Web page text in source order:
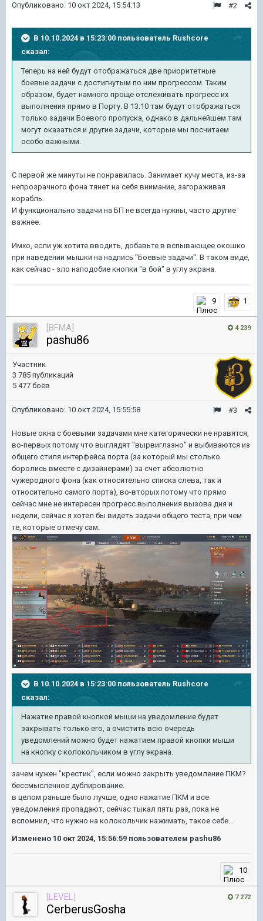
#2
Опубликовано: 10 окт 2024, 15:54:13
В 10.10.2024 в 15:23:00 пользователь Rushcore
сказал:
Теперь на ней будут отображаться две приоритетные
боевые задачи с достигнутым по ним прогрессом. Таким
образом, будет намного проще отслеживать прогресс их
выполнения прямо в Порту. В 13.10 там будут отображаться
только задачи Боевого пропуска, однако в дальнейшем там
могут оказаться и другие задачи, которые мы посчитаем
особо важными.
С первой же минуты не понравилась. Занимает кучу места, из-за
непрозрачного фона тянет на себя внимание, загораживая
корабль.
И функционально задачи на БП не всегда нужны, часто другие
важнее.
Имхо, если уж хотите вводить, добавьте в вспывающее окошко
при наведении мышки на надпись "Боевые задачи". В таком виде,
как сейчас - зло наподобие кнопки "в бой" в углу экрана.
9 1
4 239
[BFMA]
pashu86
Участник
3 785 публикаций
5 477 боёв
#3
Опубликовано: 10 окт 2024, 15:55:58
Новые окна с боевыми задачами мне категорически не нравятся,
во-первых потому что выглядят "вырвиглазно" и выбиваются из
общего стиля интерфейса порта (за который мы столько
боролись вместе с дизайнерами) за счет абсолютно
чужеродного фона (как относительно списка слева, так и
относительно самого порта), во-вторых потому что прямо
сейчас мне не интересен прогресс выполнения вызова дня и
недели, сейчас я хотел бы видеть задачи общего теста, при чем
те, которые отмечу сам.
В 10.10.2024 в 15:23:00 пользователь Rushcore
сказал:
Нажатие правой кнопкой мыши на уведомление будет
закрывать только его, а очистить всю очередь
уведомлений можно будет нажатием правой кнопки мыши
на кнопку с колокольчиком в углу экрана.
зачем нужен "крестик", если можно закрыть уведомление ПКМ?
бессмысленное дублирование.
в целом раньше было лучше, одно нажатие ПКМ и все
уведомления пропадают, сейчас тыкал пять раз, пока не
вспомнил, что нужно на колокольчик нажимать, такое себе...
Изменено 10 окт 2024, 15:56:59 пользователем pashu86
10
7 272
[LEVEL]
CerberusGosha